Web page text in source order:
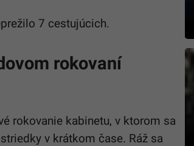
7 cestujúcich.
rokovaní
rokovanie kabinetu, v ktorom sa
v krátkom čase. Ráž sa